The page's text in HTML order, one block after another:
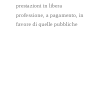
prestazioni in libera
professione, a pagamento, in
favore di quelle pubbliche